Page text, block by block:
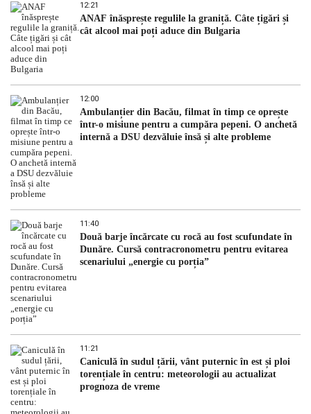
12:21
ANAF înăsprește regulile la graniță. Câte țigări și
cât alcool mai poți aduce din Bulgaria
12:00
Ambulanțier din Bacău, filmat în timp ce oprește
într-o misiune pentru a cumpăra pepeni. O anchetă
internă a DSU dezvăluie însă și alte probleme
11:40
Două barje încărcate cu rocă au fost scufundate în
Dunăre. Cursă contracronometru pentru evitarea
scenariului „energie cu porția”
11:21
Caniculă în sudul țării, vânt puternic în est și ploi
torențiale în centru: meteorologii au actualizat
prognoza de vreme